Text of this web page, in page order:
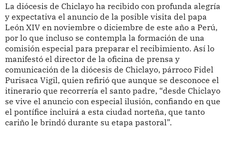
La diócesis de Chiclayo ha recibido con profunda alegría
y expectativa el anuncio de la posible visita del papa
León XIV en noviembre o diciembre de este año a Perú,
por lo que incluso se contempla la formación de una
comisión especial para preparar el recibimiento. Así lo
manifestó el director de la oficina de prensa y
comunicación de la diócesis de Chiclayo, párroco Fidel
Purisaca Vigil, quien refirió que aunque se desconoce el
itinerario que recorrería el santo padre, “desde Chiclayo
se vive el anuncio con especial ilusión, confiando en que
el pontífice incluirá a esta ciudad norteña, que tanto
cariño le brindó durante su etapa pastoral”.